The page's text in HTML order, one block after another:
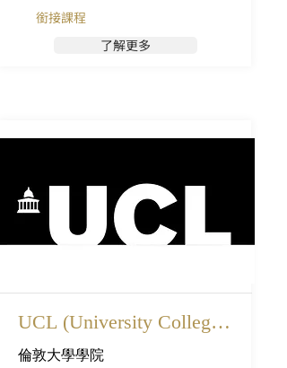
銜接課程
了解更多
UCL (University College
London)
倫敦大學學院